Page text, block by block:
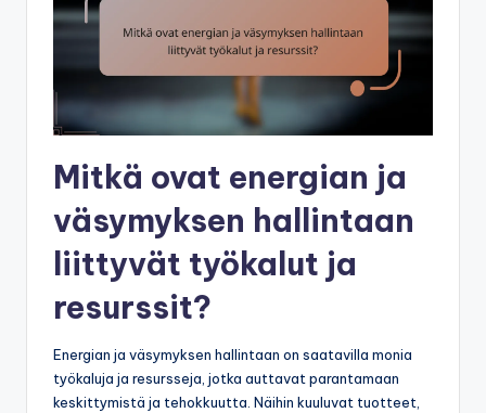
Mitkä ovat energian ja
väsymyksen hallintaan
liittyvät työkalut ja
resurssit?
Energian ja väsymyksen hallintaan on saatavilla monia
työkaluja ja resursseja, jotka auttavat parantamaan
keskittymistä ja tehokkuutta. Näihin kuuluvat tuotteet,